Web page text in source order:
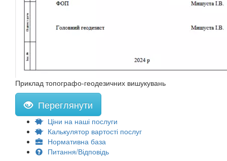
Приклад топографо-геодезичних вишукувань
Переглянути
Ціни на наші послуги
Калькулятор вартості послуг
Нормативна база
Питання/Відповідь